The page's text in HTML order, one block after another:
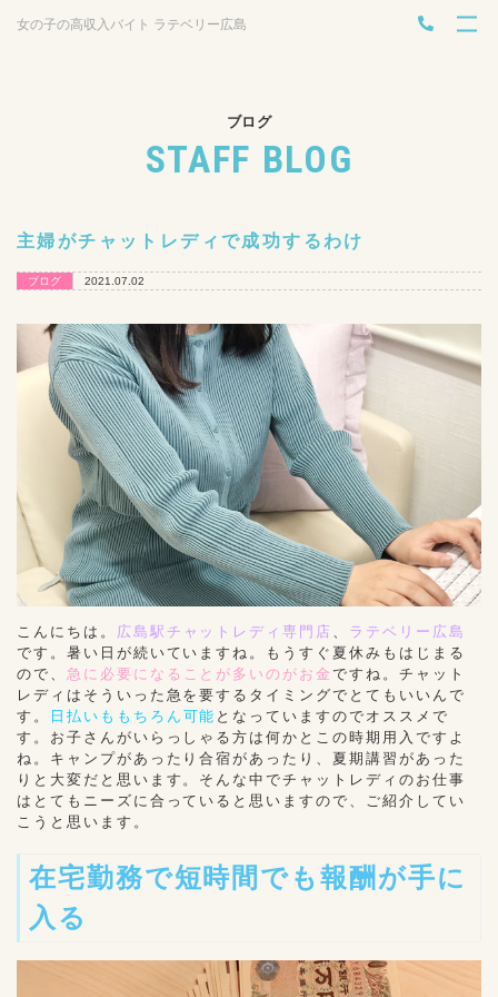
女の子の高収入バイト ラテベリー広島
ブログ
STAFF BLOG
主婦がチャットレディで成功するわけ
ブログ 2021.07.02
こんにちは。 広島駅チャットレディ専門店 、 ラテベリー広島
です。暑い日が続いていますね。もうすぐ夏休みもはじまる
ので、 急に必要になることが多いのがお金ですね。チャット
レディはそういった急を要するタイミングでとてもいいんで
す。
日払いももちろん可能 となっていますのでオススメで
す。お子さんがいらっしゃる方は何かとこの時期用入ですよ
ね。キャンプがあったり合宿があったり、夏期講習があった
りと大変だと思います。そんな中でチャットレディのお仕事
はとてもニーズに合っていると思いますので、ご紹介してい
こうと思います。
在宅勤務で短時間でも報酬が手に
入る